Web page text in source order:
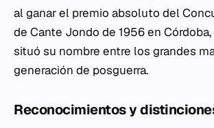
al ganar el premio absoluto del
de Cante Jondo de 1956 en
situó su nombre entre los grandes
generación de posguerra.
Reconocimientos y